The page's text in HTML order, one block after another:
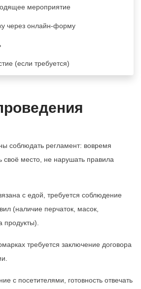
мероприятие
через онлайн-форму
(если требуется)
соблюдать регламент: вовремя
своё место, не нарушать правила
с едой, требуется соблюдение
(наличие перчаток, масок,
продукты).
требуется заключение договора
с посетителями, готовность отвечать